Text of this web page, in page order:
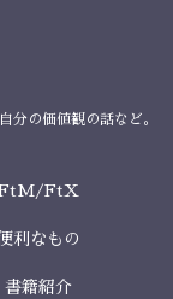
分の価値観の話など。
FtX
利なもの
書籍紹介